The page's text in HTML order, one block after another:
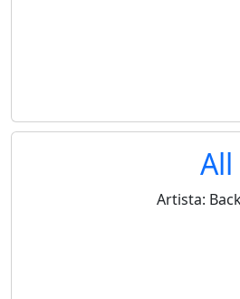
All
Artista: